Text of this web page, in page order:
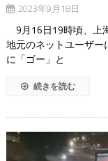
2023年9月18日
9月16日19時頃、上
地元のネットユーザ
に「ゴー」と
続きを読む